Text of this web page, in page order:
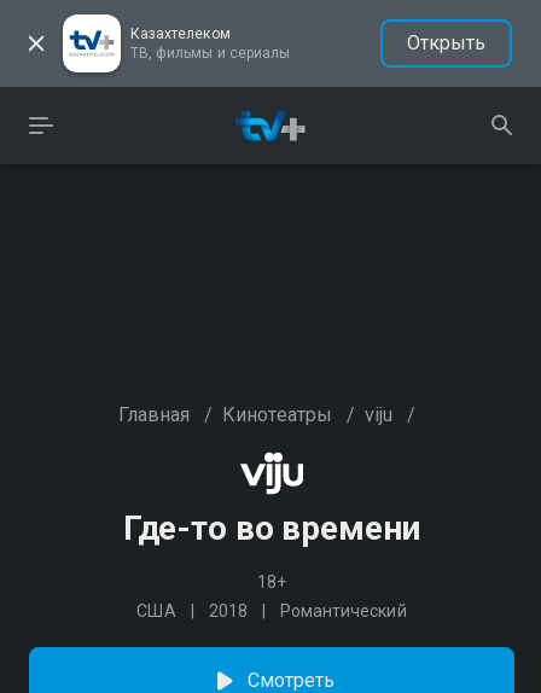
Казахтелеком
ТВ, фильмы и сериалы
Открыть
Главная / Кинотеатры / viju /
Где-то во времени
18+
США
2018 Романтический
Смотреть